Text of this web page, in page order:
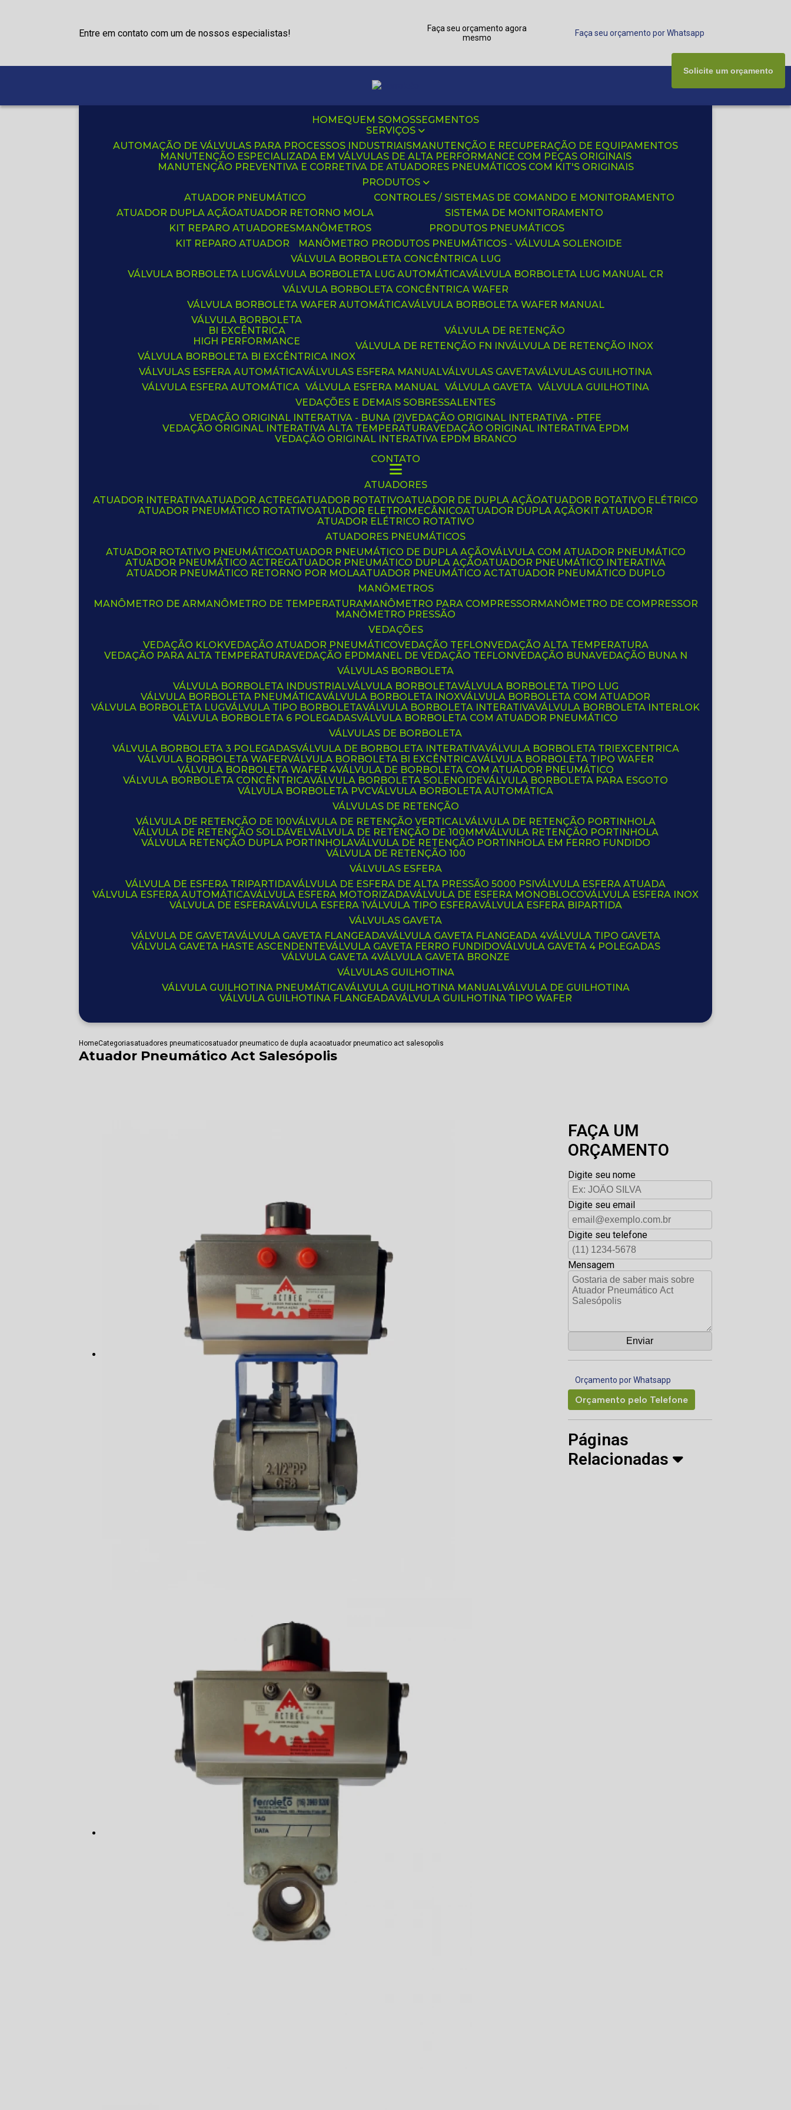
Entre em contato com um de nossos especialistas!
Faça seu orçamento agora
mesmo
Faça seu orçamento por Whatsapp
HOME QUEM SOMOS
SEGMENTOS
SERVIÇOS
AUTOMAÇÃO DE VÁLVULAS PARA PROCESSOS INDUSTRIAIS
MANUTENÇÃO E RECUPERAÇÃO DE EQUIPAMENTOS
MANUTENÇÃO ESPECIALIZADA EM VÁLVULAS DE ALTA PERFORMANCE COM PEÇAS ORIGINAIS
MANUTENÇÃO PREVENTIVA E CORRETIVA DE ATUADORES PNEUMÁTICOS COM KIT'S ORIGINAIS
PRODUTOS
ATUADOR PNEUMÁTICO
ATUADOR DUPLA AÇÃO
ATUADOR RETORNO MOLA
CONTROLES / SISTEMAS DE COMANDO E MONITORAMENTO
SISTEMA DE MONITORAMENTO
KIT REPARO ATUADORES
KIT REPARO ATUADOR
MANÔMETROS
MANÔMETRO
PRODUTOS PNEUMÁTICOS
PRODUTOS PNEUMÁTICOS - VÁLVULA SOLENOIDE
VÁLVULA BORBOLETA CONCÊNTRICA LUG
VÁLVULA BORBOLETA LUG VÁLVULA BORBOLETA LUG AUTOMÁTICA VÁLVULA BORBOLETA LUG MANUAL CR
VÁLVULA BORBOLETA CONCÊNTRICA WAFER
VÁLVULA BORBOLETA WAFER AUTOMÁTICA VÁLVULA BORBOLETA WAFER MANUAL
VÁLVULA BORBOLETA
BI EXCÊNTRICA
HIGH PERFORMANCE
VÁLVULA BORBOLETA BI EXCÊNTRICA INOX
VÁLVULA DE RETENÇÃO
VÁLVULA DE RETENÇÃO FN IN VÁLVULA DE RETENÇÃO INOX
VÁLVULAS ESFERA AUTOMÁTICA
VÁLVULA ESFERA AUTOMÁTICA
VÁLVULAS ESFERA MANUAL
VÁLVULA ESFERA MANUAL
VÁLVULAS GAVETA
VÁLVULA GAVETA
VÁLVULAS GUILHOTINA
VÁLVULA GUILHOTINA
VEDAÇÕES E DEMAIS SOBRESSALENTES
VEDAÇÃO ORIGINAL INTERATIVA - BUNA (2)
VEDAÇÃO ORIGINAL INTERATIVA - PTFE
VEDAÇÃO ORIGINAL INTERATIVA ALTA TEMPERATURA VEDAÇÃO ORIGINAL INTERATIVA EPDM
VEDAÇÃO ORIGINAL INTERATIVA EPDM BRANCO
CONTATO
ATUADORES
ATUADOR INTERATIVA ATUADOR ACTREG ATUADOR ROTATIVO ATUADOR DE DUPLA AÇÃO
ATUADOR ROTATIVO ELÉTRICO
ATUADOR PNEUMÁTICO ROTATIVO
ATUADOR ELETROMECÂNICO ATUADOR DUPLA AÇÃO
KIT ATUADOR
ATUADOR ELÉTRICO ROTATIVO
ATUADORES PNEUMÁTICOS
ATUADOR ROTATIVO PNEUMÁTICO
ATUADOR PNEUMÁTICO DE DUPLA AÇÃO VÁLVULA COM ATUADOR PNEUMÁTICO
ATUADOR PNEUMÁTICO ACTREG
ATUADOR PNEUMÁTICO DUPLA AÇÃO
ATUADOR PNEUMÁTICO INTERATIVA
ATUADOR PNEUMÁTICO RETORNO POR MOLA ATUADOR PNEUMÁTICO ACT
ATUADOR PNEUMÁTICO DUPLO
MANÔMETROS
MANÔMETRO DE AR
MANÔMETRO DE TEMPERATURA MANÔMETRO PARA COMPRESSOR
MANÔMETRO DE COMPRESSOR
MANÔMETRO PRESSÃO
VEDAÇÕES
VEDAÇÃO KLOK VEDAÇÃO ATUADOR PNEUMÁTICO VEDAÇÃO TEFLON
VEDAÇÃO ALTA TEMPERATURA
VEDAÇÃO PARA ALTA TEMPERATURA VEDAÇÃO EPDM ANEL DE VEDAÇÃO TEFLON VEDAÇÃO BUNA VEDAÇÃO BUNA N
VÁLVULAS BORBOLETA
VÁLVULA BORBOLETA INDUSTRIAL VÁLVULA BORBOLETA VÁLVULA BORBOLETA TIPO LUG
VÁLVULA BORBOLETA PNEUMÁTICA VÁLVULA BORBOLETA INOX VÁLVULA BORBOLETA COM ATUADOR
VÁLVULA BORBOLETA LUG VÁLVULA TIPO BORBOLETA VÁLVULA BORBOLETA INTERATIVA VÁLVULA BORBOLETA INTERLOK
VÁLVULA BORBOLETA 6 POLEGADAS VÁLVULA BORBOLETA COM ATUADOR PNEUMÁTICO
VÁLVULAS DE BORBOLETA
VÁLVULA BORBOLETA 3 POLEGADAS VÁLVULA DE BORBOLETA INTERATIVA VÁLVULA BORBOLETA TRIEXCENTRICA
VÁLVULA BORBOLETA WAFER VÁLVULA BORBOLETA BI EXCÊNTRICA VÁLVULA BORBOLETA TIPO WAFER
VÁLVULA BORBOLETA WAFER 4 VÁLVULA DE BORBOLETA COM ATUADOR PNEUMÁTICO
VÁLVULA BORBOLETA CONCÊNTRICA VÁLVULA BORBOLETA SOLENOIDE VÁLVULA BORBOLETA PARA ESGOTO
VÁLVULA BORBOLETA PVC VÁLVULA BORBOLETA AUTOMÁTICA
VÁLVULAS DE RETENÇÃO
VÁLVULA DE RETENÇÃO DE 100 VÁLVULA DE RETENÇÃO VERTICAL VÁLVULA DE RETENÇÃO PORTINHOLA
VÁLVULA DE RETENÇÃO SOLDÁVEL VÁLVULA DE RETENÇÃO DE 100MM
VÁLVULA RETENÇÃO PORTINHOLA
VÁLVULA RETENÇÃO DUPLA PORTINHOLA VÁLVULA DE RETENÇÃO PORTINHOLA EM FERRO FUNDIDO
VÁLVULA DE RETENÇÃO 100
VÁLVULAS ESFERA
VÁLVULA DE ESFERA TRIPARTIDA VÁLVULA DE ESFERA DE ALTA PRESSÃO 5000 PSI VÁLVULA ESFERA ATUADA
VÁLVULA ESFERA AUTOMÁTICA VÁLVULA ESFERA MOTORIZADA VÁLVULA DE ESFERA MONOBLOCO VÁLVULA ESFERA INOX
VÁLVULA DE ESFERA VÁLVULA ESFERA 1 VÁLVULA TIPO ESFERA VÁLVULA ESFERA BIPARTIDA
VÁLVULAS GAVETA
VÁLVULA DE GAVETA VÁLVULA GAVETA FLANGEADA VÁLVULA GAVETA FLANGEADA 4 VÁLVULA TIPO GAVETA
VÁLVULA GAVETA HASTE ASCENDENTE VÁLVULA GAVETA FERRO FUNDIDO VÁLVULA GAVETA 4 POLEGADAS
VÁLVULA GAVETA 4 VÁLVULA GAVETA BRONZE
VÁLVULAS GUILHOTINA
VÁLVULA GUILHOTINA PNEUMÁTICA VÁLVULA GUILHOTINA MANUAL VÁLVULA DE GUILHOTINA
VÁLVULA GUILHOTINA FLANGEADA VÁLVULA GUILHOTINA TIPO WAFER
Solicite um orçamento
HomeCategoriasatuadores pneumaticosatuador pneumatico de dupla acaoatuador pneumatico act salesopolis
Atuador Pneumático Act Salesópolis
FAÇA UM
ORÇAMENTO
Digite seu nome
Digite seu email
Digite seu telefone
Mensagem
Orçamento por Whatsapp
Orçamento pelo Telefone
Páginas
Relacionadas